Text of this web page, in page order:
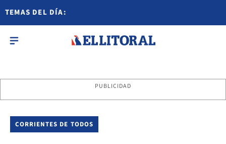
TEMAS DEL DÍA:
PUBLICIDAD
CORRIENTES DE TODOS